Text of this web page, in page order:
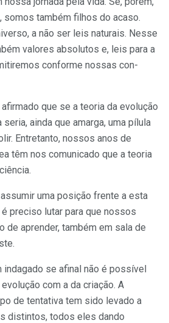
também filhos do acaso.
a não ser leis naturais. Nesse
valores absolutos e, leis para a
conforme nossas con­
que se a teoria da evolução
ainda que amarga, uma pílula
Entretanto, nossos anos de
têm nos comunicado que a teoria
uma po­sição frente a esta
preciso lu­tar para que nos­sos
de aprender, também em sala de
se afinal não é possível
com a da criação. A
de tentativa tem sido levado a
distintos, todos eles dando